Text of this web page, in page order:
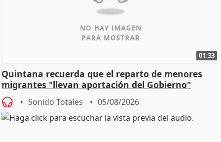
01:33
Quintana recuerda que el reparto de menores
migrantes "llevan aportación del Gobierno"
central
Sonido Totales 05/08/2026